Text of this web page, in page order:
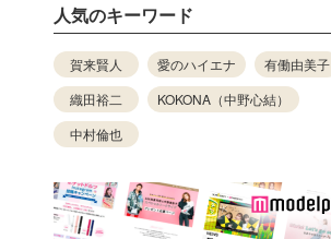
人気のキーワード
賀来賢人 愛のハイエナ
有働由美子
織田裕二
KOKONA（中野心結）
中村倫也